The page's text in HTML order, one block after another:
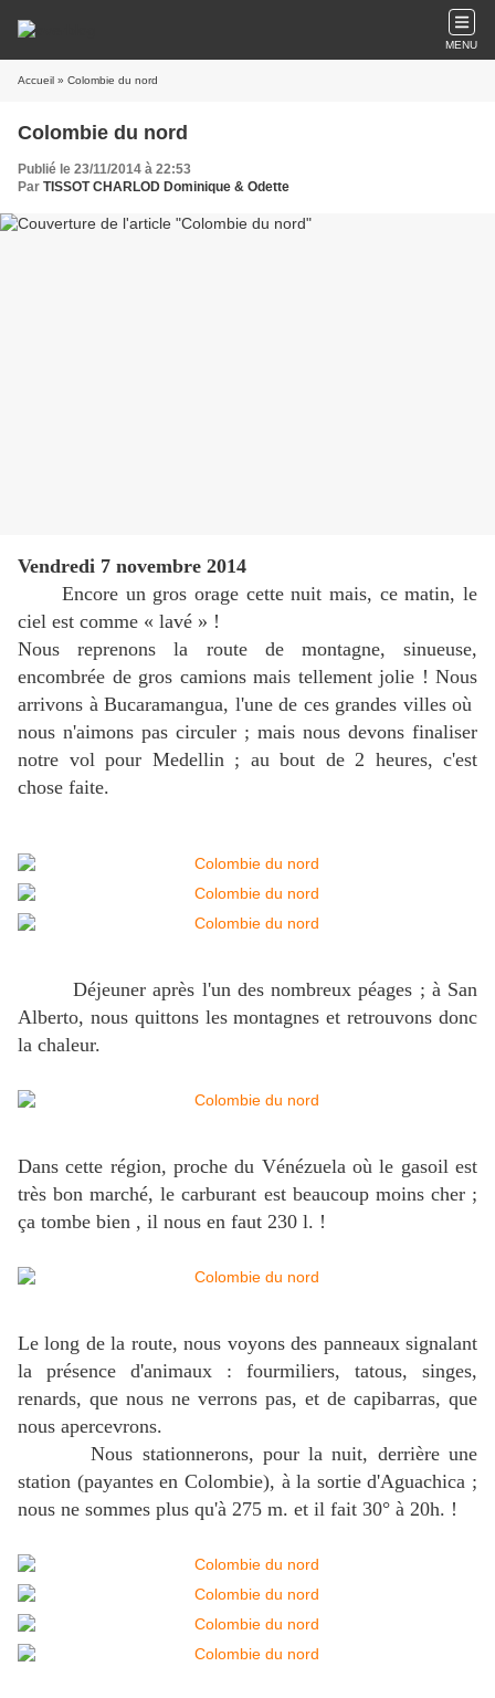
MENU
Accueil » Colombie du nord
Colombie du nord
Publié le 23/11/2014 à 22:53
Par TISSOT CHARLOD Dominique & Odette
Vendredi 7 novembre 2014
Encore un gros orage cette nuit mais, ce matin, le
ciel est comme « lavé » !
Nous reprenons la route de montagne, sinueuse,
encombrée de gros camions mais tellement jolie ! Nous
arrivons à Bucaramangua, l'une de ces grandes villes où
nous n'aimons pas circuler ; mais nous devons finaliser
notre vol pour Medellin ; au bout de 2 heures, c'est
chose faite.
Déjeuner après l'un des nombreux péages ; à San
Alberto, nous quittons les montagnes et retrouvons donc
la chaleur.
Dans cette région, proche du Vénézuela où le gasoil est
très bon marché, le carburant est beaucoup moins cher ;
ça tombe bien , il nous en faut 230 l. !
Le long de la route, nous voyons des panneaux signalant
la présence d'animaux : fourmiliers, tatous, singes,
renards, que nous ne verrons pas, et de capibarras, que
nous apercevrons.
Nous stationnerons, pour la nuit, derrière une
station (payantes en Colombie), à la sortie d'Aguachica ;
nous ne sommes plus qu'à 275 m. et il fait 30° à 20h. !